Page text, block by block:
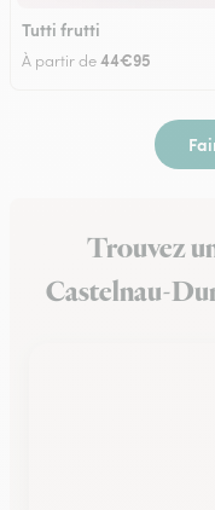
Tutti frutti
À partir de44€95
Trouvez
Castelnau-